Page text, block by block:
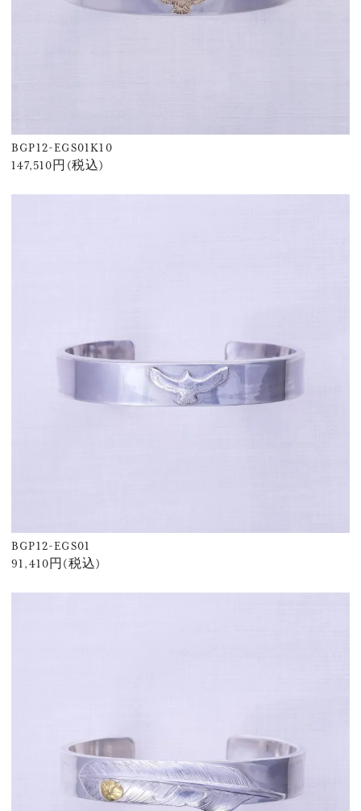
BGP12-EGS01K10
147,510円(税込)
BGP12-EGS01
91,410円(税込)